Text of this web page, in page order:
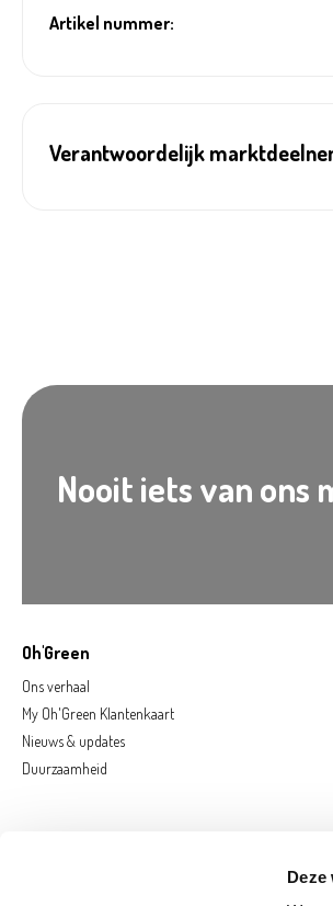
Deze
Artikel nummer:
Verantwoordelijk
Nooit iets van ons
Oh'Green
Ons verhaal
My Oh'Green Klantenkaart
Nieuws & updates
Duurzaamheid